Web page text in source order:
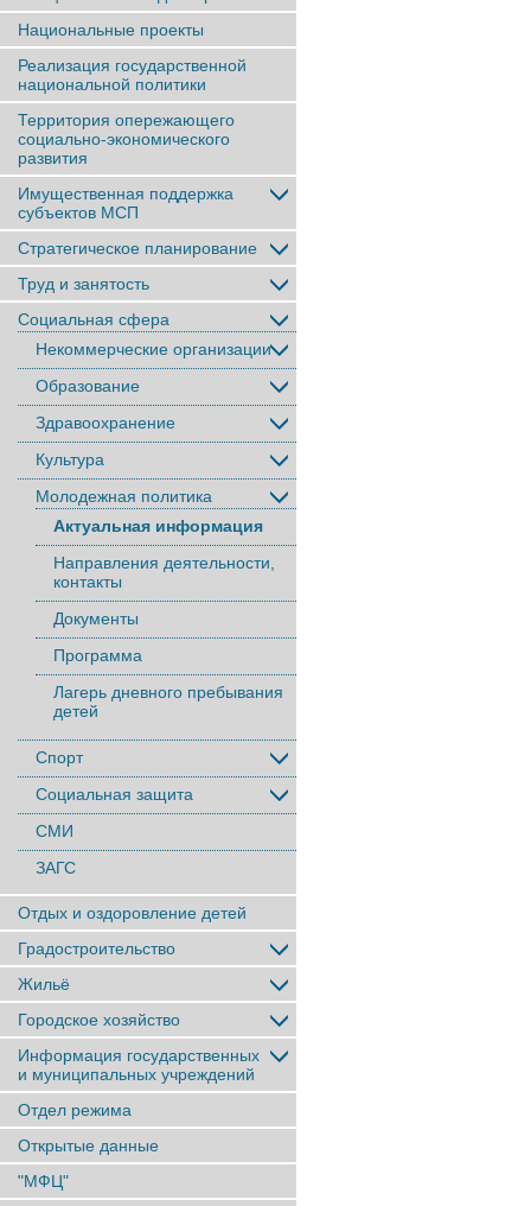
Национальные проекты
Реализация государственной
национальной политики
Территория опережающего
социально-экономического
развития
Имущественная поддержка
субъектов МСП
Стратегическое планирование
Труд и занятость
Социальная сфера
Некоммерческие организации
Образование
Здравоохранение
Культура
Молодежная политика
Актуальная информация
Направления деятельности,
контакты
Документы
Программа
Лагерь дневного пребывания
детей
Спорт
Социальная защита
СМИ
ЗАГС
Отдых и оздоровление детей
Градостроительство
Жильё
Городское хозяйство
Информация государственных
и муниципальных учреждений
Отдел режима
Открытые данные
"МФЦ"